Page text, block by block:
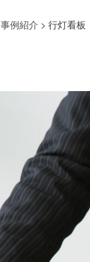
事例紹介 > 行灯看板